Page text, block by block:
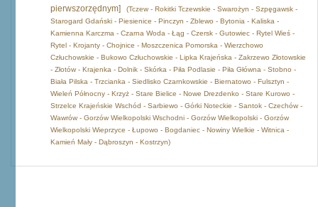
pierwszorzędnym]
(Tczew - Rokitki Tczewskie - Swarożyn - Szpęgawsk -
Starogard Gdański - Piesienice - Pinczyn - Zblewo - Bytonia - Kaliska -
Kamienna Karczma - Czarna Woda - Łąg - Czersk - Gutowiec - Rytel Wieś -
Rytel - Krojanty - Chojnice - Moszczenica Pomorska - Wierzchowo
Człuchowskie - Bukowo Człuchowskie - Lipka Krajeńska - Zakrzewo Złotowskie
- Złotów - Krajenka - Dolnik - Skórka - Piła Podlasie - Piła Główna - Stobno -
Biała Pilska - Trzcianka - Siedlisko Czarnkowskie - Biernatowo - Fulsztyn -
Wieleń Północny - Krzyż - Stare Bielice - Nowe Drezdenko - Stare Kurowo -
Strzelce Krajeńskie Wschód - Sarbiewo - Górki Noteckie - Santok - Czechów -
Wawrów - Gorzów Wielkopolski Wschodni - Gorzów Wielkopolski - Gorzów
Wielkopolski Wieprzyce - Łupowo - Bogdaniec - Nowiny Wielkie - Witnica -
Kamień Mały - Dąbroszyn - Kostrzyn)